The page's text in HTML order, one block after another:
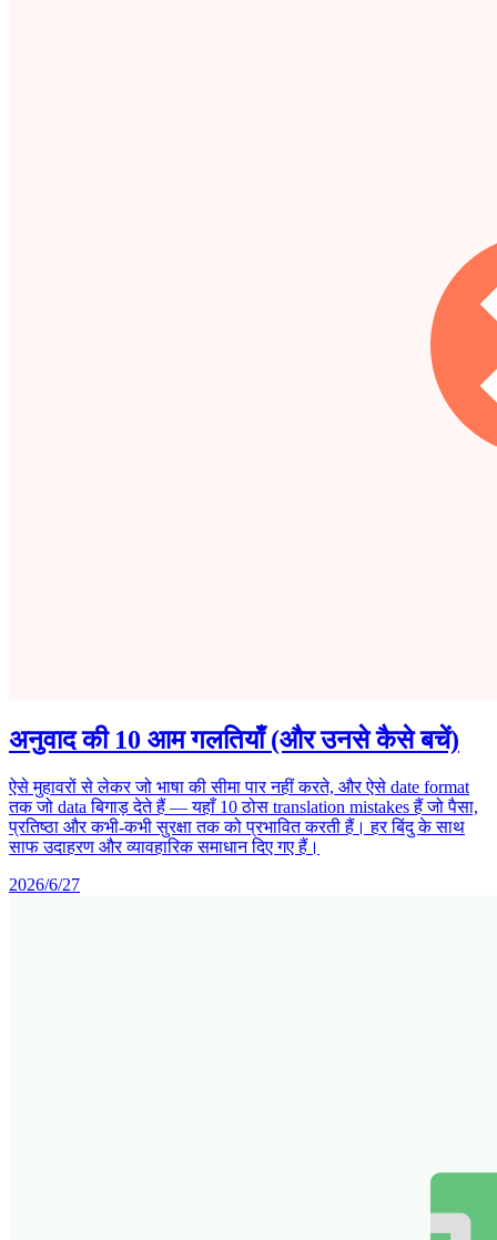
अनुवाद की 10 आम गलतियाँ (और उनसे कैसे बचें)
ऐसे मुहावरों से लेकर जो भाषा की सीमा पार नहीं करते, और ऐसे date format
तक जो data बिगाड़ देते हैं — यहाँ 10 ठोस translation mistakes हैं जो पैसा,
प्रतिष्ठा और कभी-कभी सुरक्षा तक को प्रभावित करती हैं। हर बिंदु के साथ
साफ उदाहरण और व्यावहारिक समाधान दिए गए हैं।
2026/6/27